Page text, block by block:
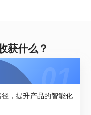
获什么？
，提升产品的智能化